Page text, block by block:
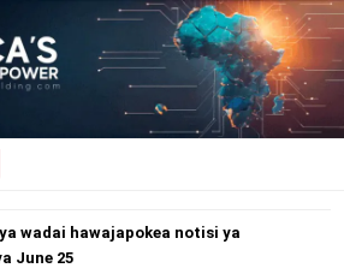
wadai hawajapokea notisi ya
June 25